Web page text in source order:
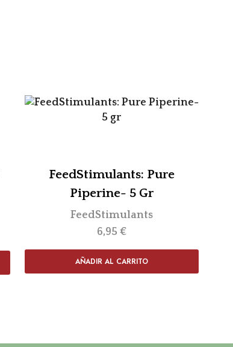
FeedStimulants: Pure
Piperine- 5 Gr
FeedStimulants
6,95 €
AÑADIR AL CARRITO